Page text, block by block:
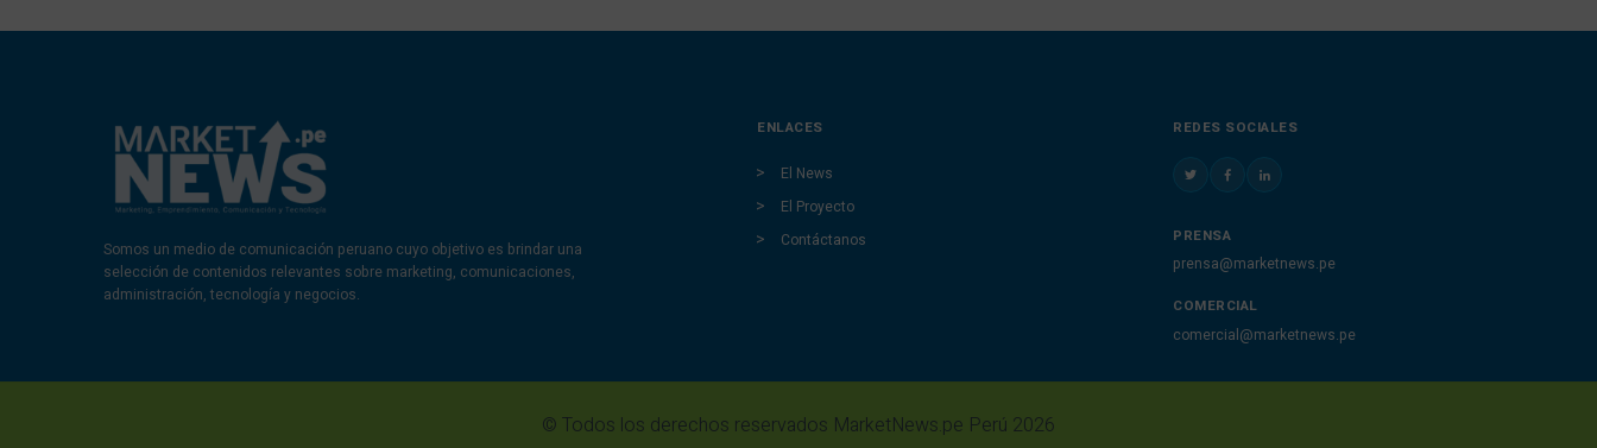
Somos un medio de comunicación peruano cuyo objetivo es brindar una
selección de contenidos relevantes sobre marketing, comunicaciones,
administración, tecnología y negocios.
ENLACES
El News
El Proyecto
Contáctanos
REDES SOCIALES
PRENSA
prensa@marketnews.pe
COMERCIAL
comercial@marketnews.pe
© Todos los derechos reservados MarketNews.pe Perú 2026